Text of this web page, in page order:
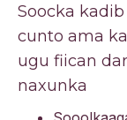
Soocka
cunto ama
ugu fiican
naxunka